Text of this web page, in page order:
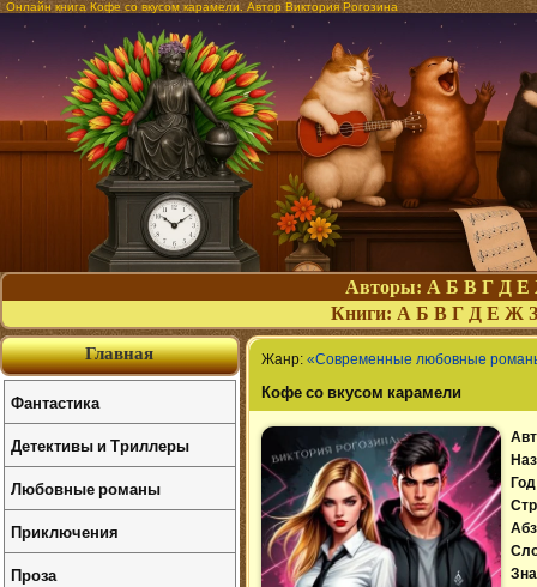
Онлайн книга Кофе со вкусом карамели. Автор Виктория Рогозина
Авторы: А Б В Г Д Е
Книги: А Б В Г Д Е Ж З
Жанр: «Современные любовные
Кофе со вкусом карамели
Главная
Фантастика
Детективы и Триллеры
Любовные романы
Приключения
Проза